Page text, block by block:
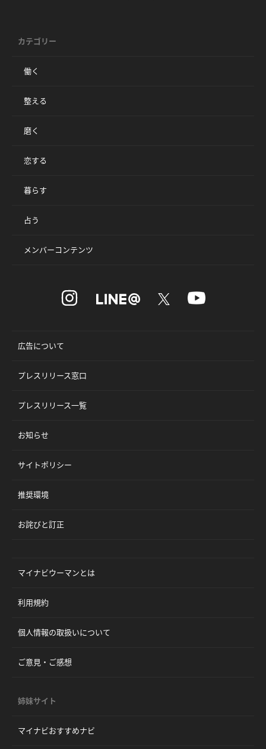
カテゴリー
働く
整える
磨く
恋する
暮らす
占う
メンバーコンテンツ
広告について
プレスリリース窓口
プレスリリース一覧
お知らせ
サイトポリシー
推奨環境
お詫びと訂正
マイナビウーマンとは
利用規約
個人情報の取扱いについて
ご意見・ご感想
姉妹サイト
マイナビおすすめナビ